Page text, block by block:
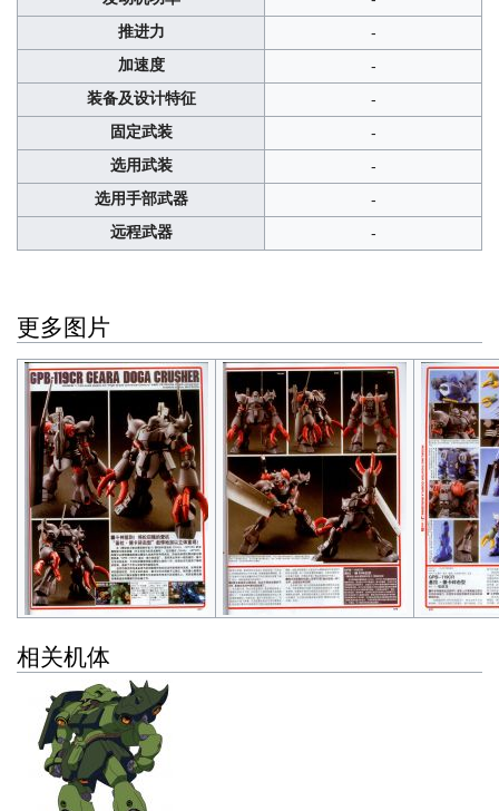
推进力
-
加速度
-
装备及设计特征
-
固定武装
-
选用武装
-
选用手部武器
-
远程武器
-
更多图片
相关机体